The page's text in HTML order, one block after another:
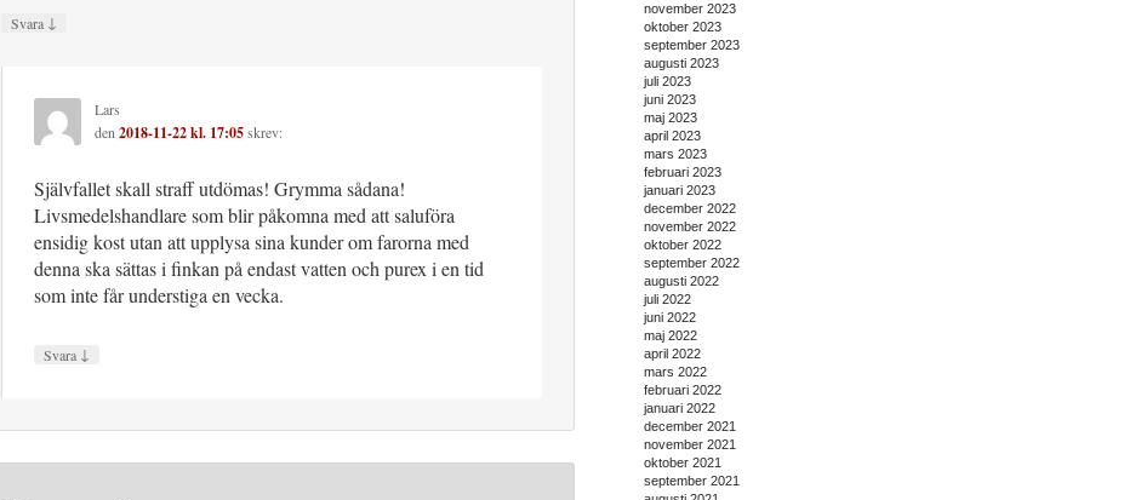
Svara ↓
Lars
den 2018-11-22 kl. 17:05skrev:
Självfallet skall straff utdömas! Grymma sådana!
Livsmedelshandlare som blir påkomna med att saluföra
ensidig kost utan att upplysa sina kunder om farorna med
denna ska sättas i finkan på endast vatten och purex i en tid
som inte får understiga en vecka.
Svara ↓
november 2023
oktober 2023
september 2023
augusti 2023
juli 2023
juni 2023
maj 2023
april 2023
mars 2023
februari 2023
januari 2023
december 2022
november 2022
oktober 2022
september 2022
augusti 2022
juli 2022
juni 2022
maj 2022
april 2022
mars 2022
februari 2022
januari 2022
december 2021
november 2021
oktober 2021
september 2021